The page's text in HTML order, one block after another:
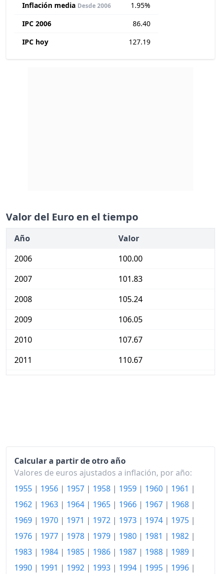
Inflación media Desde 2006
1.95%
IPC 2006
86.40
IPC hoy
127.19
Valor del Euro en el tiempo
Año
Valor
2006
100.00
2007
101.83
2008
105.24
2009
106.05
2010
107.67
2011
110.67
2016
115.64
2018
118.39
2019
119.11
2020
118.95
2021
121.18
Calcular a partir de otro año
Valores de euros ajustados a inflación, por año:
1955 | 1956 | 1957 | 1958 | 1959 | 1960 | 1961 |
1962 | 1963 | 1964 | 1965 | 1966 | 1967 | 1968 |
1969 | 1970 | 1971 | 1972 | 1973 | 1974 | 1975 |
1976 | 1977 | 1978 | 1979 | 1980 | 1981 | 1982 |
1983 | 1984 | 1985 | 1986 | 1987 | 1988 | 1989 |
1990 | 1991 | 1992 | 1993 | 1994 | 1995 | 1996 |